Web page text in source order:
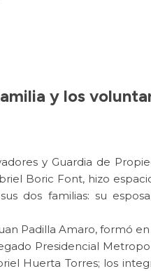
y los
y Guardia de
Boric Font, hizo
dos familias: su
Padilla Amaro, formó
Presidencial
Huerta Torres; los